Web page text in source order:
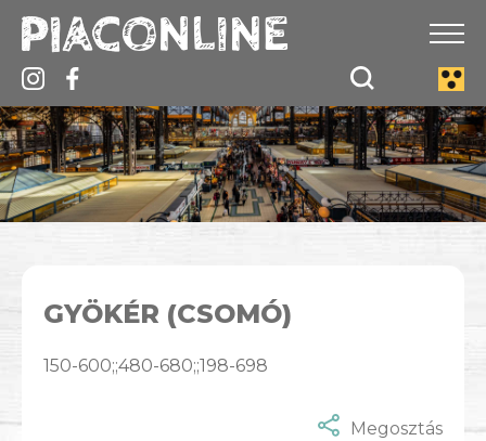
GYÖKÉR (CSOMÓ)
150-600;;480-680;;198-698
Megosztás